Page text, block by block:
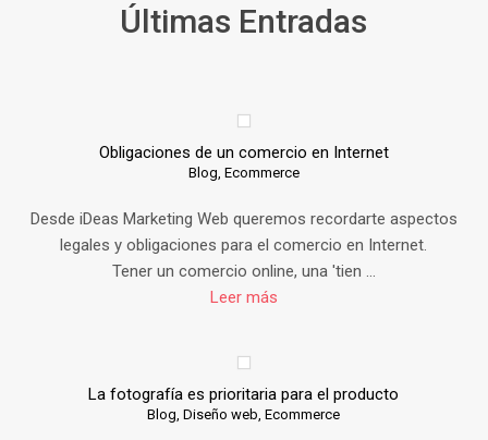
Últimas Entradas
Obligaciones de un comercio en Internet
Blog, Ecommerce
Desde iDeas Marketing Web queremos recordarte aspectos
legales y obligaciones para el comercio en Internet.
Tener un comercio online, una 'tien ...
Leer más
La fotografía es prioritaria para el producto
Blog,Diseño web,Ecommerce